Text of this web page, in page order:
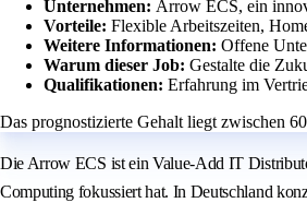
Unternehmen: Arrow ECS, ein
Vorteile: Flexible Arbeitszeiten,
Weitere Informationen: Offene
Warum dieser Job: Gestalte die
Qualifikationen: Erfahrung im
Das prognostizierte Gehalt liegt zwischen
Die Arrow ECS ist ein Value-Add IT
Computing fokussiert hat. In Deutschland